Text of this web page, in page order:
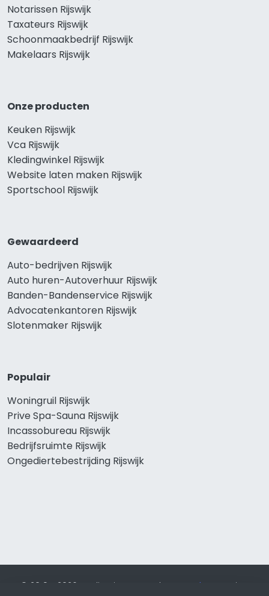
Notarissen Rijswijk
Taxateurs Rijswijk
Schoonmaakbedrijf Rijswijk
Makelaars Rijswijk
Onze producten
Keuken Rijswijk
Vca Rijswijk
Kledingwinkel Rijswijk
Website laten maken Rijswijk
Sportschool Rijswijk
Gewaardeerd
Auto-bedrijven Rijswijk
Auto huren-Autoverhuur Rijswijk
Banden-Bandenservice Rijswijk
Advocatenkantoren Rijswijk
Slotenmaker Rijswijk
Populair
Woningruil Rijswijk
Prive Spa-Sauna Rijswijk
Incassobureau Rijswijk
Bedrijfsruimte Rijswijk
Ongediertebestrijding Rijswijk
© 2019 - 2026 Realisatie en SEO door SEO-bureau
Lion